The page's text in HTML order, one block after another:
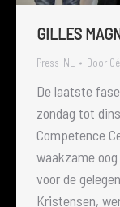
GILLES
Press-NL Door
De laatste
zondag tot
Competence
waakzame
voor de
Kristensen,